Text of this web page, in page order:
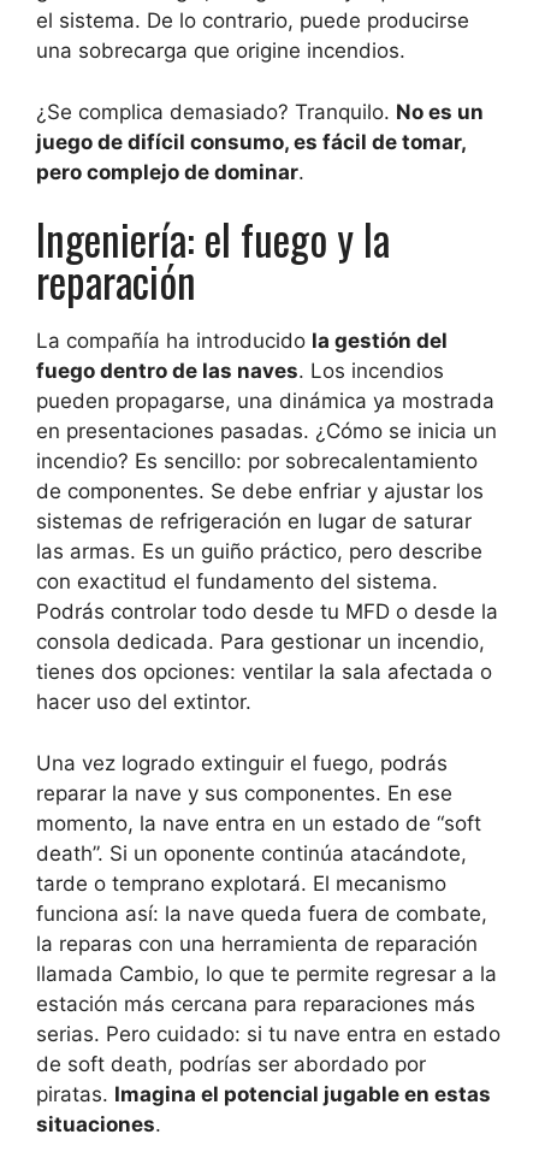
el sistema. De lo contrario, puede producirse
una sobrecarga que origine incendios.
¿Se complica demasiado? Tranquilo. No es un
juego de difícil consumo, es fácil de tomar,
pero complejo de dominar.
Ingeniería: el fuego y la
reparación
La compañía ha introducido la gestión del
fuego dentro de las naves. Los incendios
pueden propagarse, una dinámica ya mostrada
en presentaciones pasadas. ¿Cómo se inicia un
incendio? Es sencillo: por sobrecalentamiento
de componentes. Se debe enfriar y ajustar los
sistemas de refrigeración en lugar de saturar
las armas. Es un guiño práctico, pero describe
con exactitud el fundamento del sistema.
Podrás controlar todo desde tu MFD o desde la
consola dedicada. Para gestionar un incendio,
tienes dos opciones: ventilar la sala afectada o
hacer uso del extintor.
Una vez logrado extinguir el fuego, podrás
reparar la nave y sus componentes. En ese
momento, la nave entra en un estado de “soft
death”. Si un oponente continúa atacándote,
tarde o temprano explotará. El mecanismo
funciona así: la nave queda fuera de combate,
la reparas con una herramienta de reparación
llamada Cambio, lo que te permite regresar a la
estación más cercana para reparaciones más
serias. Pero cuidado: si tu nave entra en estado
de soft death, podrías ser abordado por
piratas. Imagina el potencial jugable en estas
situaciones.